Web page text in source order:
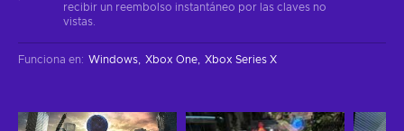
recibir un reembolso instantáneo por las claves no
vistas.
Funciona en: Windows Xbox One Xbox Series X